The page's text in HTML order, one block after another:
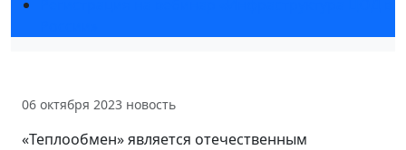
06 октября 2023 новость
«Теплообмен» является отечественным